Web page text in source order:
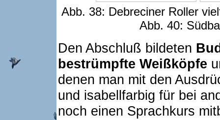
Abb. 38: Debreciner Roller
Abb. 40:
Den Abschluß bildeten
bestrümpfte Weißköpfe
denen man mit den
und isabellfarbig für bei
noch einen Sprachkurs